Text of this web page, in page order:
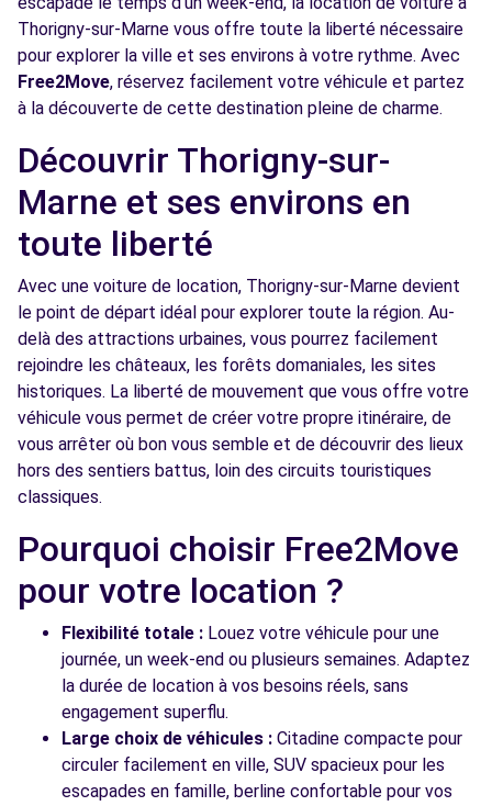
Voir l'agence
Free2move Rent - PARIS CHELLES
AUTOMOBILES - CHELLES (DS)
10.4
km
59/61 AVENUE DU MARECHAL FOCH
CHELLES, FR-77, 77500
Voir l'agence
Free2Move Rent - GARAGE BARDOUX -
QUINCY-VOISINS (C)
11.0
km
76 AVENUE FOCH
QUINCY-VOISINS, 77860
Voir l'agence
Free2Move Rent - ROISSY FRANCILIENNE
AUTOMOBILES SARL - ROISSY-EN-BRIE (C)
17 RUE DENIS PAPIN
ROISSY-EN-BRIE, 77680
Voir toutes les agences
Thorigny-sur-Marne vous offre toute la liberté nécessaire
pour explorer la ville et ses environs à votre rythme. Avec
Free2Move, réservez facilement votre véhicule et partez
à la découverte de cette destination pleine de charme.
Découvrir Thorigny-sur-
Marne et ses environs en
toute liberté
Avec une voiture de location, Thorigny-sur-Marne devient
le point de départ idéal pour explorer toute la région. Au-
delà des attractions urbaines, vous pourrez facilement
rejoindre les châteaux, les forêts domaniales, les sites
historiques. La liberté de mouvement que vous offre votre
véhicule vous permet de créer votre propre itinéraire, de
vous arrêter où bon vous semble et de découvrir des lieux
hors des sentiers battus, loin des circuits touristiques
classiques.
Pourquoi choisir Free2Move
pour votre location ?
Flexibilité totale : Louez votre véhicule pour une
journée, un week-end ou plusieurs semaines. Adaptez
la durée de location à vos besoins réels, sans
engagement superflu.
Large choix de véhicules : Citadine compacte pour
circuler facilement en ville, SUV spacieux pour les
escapades en famille, berline confortable pour vos